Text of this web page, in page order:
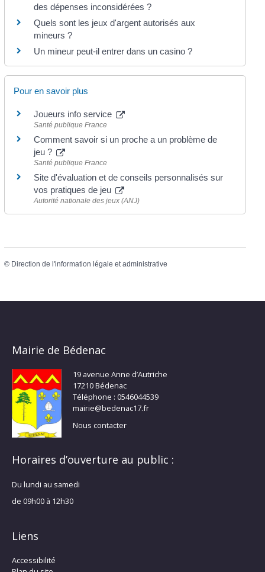
des dépenses inconsidérées ?
Quels sont les jeux d'argent autorisés aux
mineurs ?
Un mineur peut-il entrer dans un casino ?
Pour en savoir plus
Joueurs info service
Santé publique France
Comment savoir si un proche a un problème de
jeu ?
Santé publique France
Site d'évaluation et de conseils personnalisés sur
vos pratiques de jeu
Autorité nationale des jeux (ANJ)
© Direction de l'information légale et administrative
Mairie de Bédenac
19 avenue Anne d’Autriche
17210 Bédenac
Téléphone : 0546044539
mairie@bedenac17.fr
Nous contacter
Horaires d’ouverture au public :
Du lundi au samedi
de 09h00 à 12h30
Liens
Accessibilité